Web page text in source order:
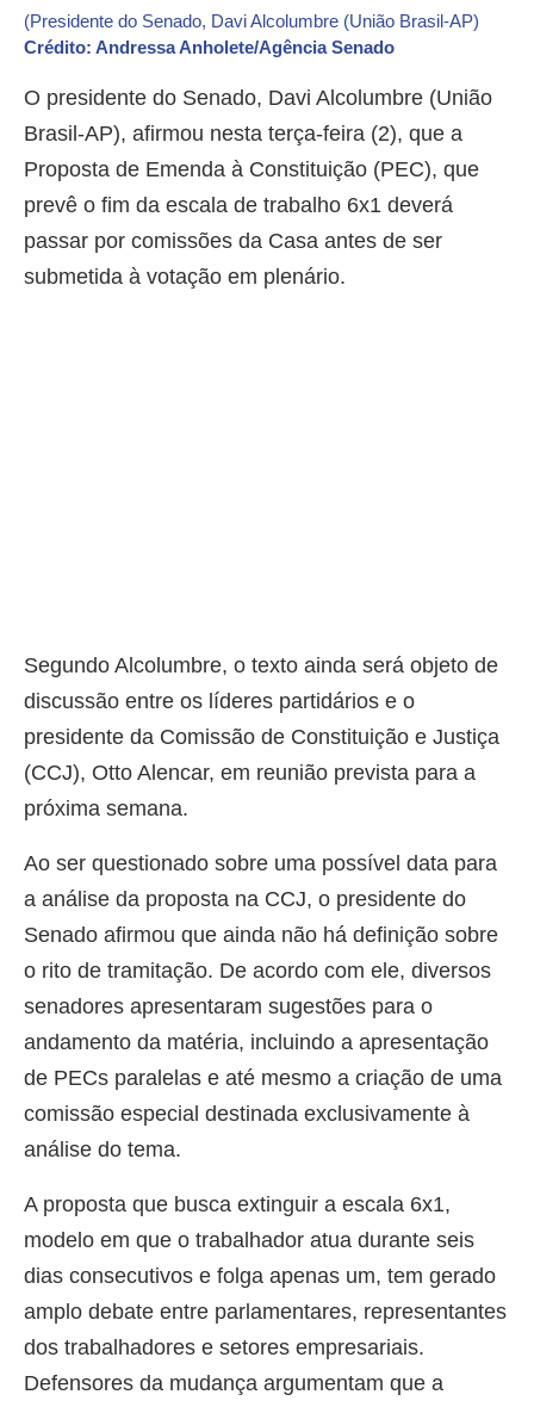
(Presidente do Senado, Davi Alcolumbre (União Brasil-AP)
Crédito: Andressa Anholete/Agência Senado
O presidente do Senado, Davi Alcolumbre (União
Brasil-AP), afirmou nesta terça-feira (2), que a
Proposta de Emenda à Constituição (PEC), que
prevê o fim da escala de trabalho 6x1 deverá
passar por comissões da Casa antes de ser
submetida à votação em plenário.
Segundo Alcolumbre, o texto ainda será objeto de
discussão entre os líderes partidários e o
presidente da Comissão de Constituição e Justiça
(CCJ), Otto Alencar, em reunião prevista para a
próxima semana.
Ao ser questionado sobre uma possível data para
a análise da proposta na CCJ, o presidente do
Senado afirmou que ainda não há definição sobre
o rito de tramitação. De acordo com ele, diversos
senadores apresentaram sugestões para o
andamento da matéria, incluindo a apresentação
de PECs paralelas e até mesmo a criação de uma
comissão especial destinada exclusivamente à
análise do tema.
A proposta que busca extinguir a escala 6x1,
modelo em que o trabalhador atua durante seis
dias consecutivos e folga apenas um, tem gerado
amplo debate entre parlamentares, representantes
dos trabalhadores e setores empresariais.
Defensores da mudança argumentam que a